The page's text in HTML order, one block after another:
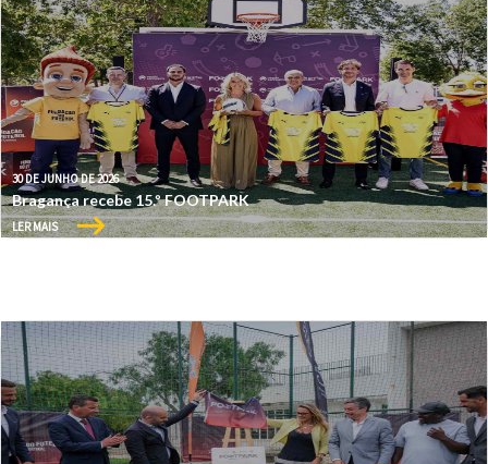
30 DE JUNHO DE 2026
Bragança recebe 15.º FOOTPARK
LER MAIS